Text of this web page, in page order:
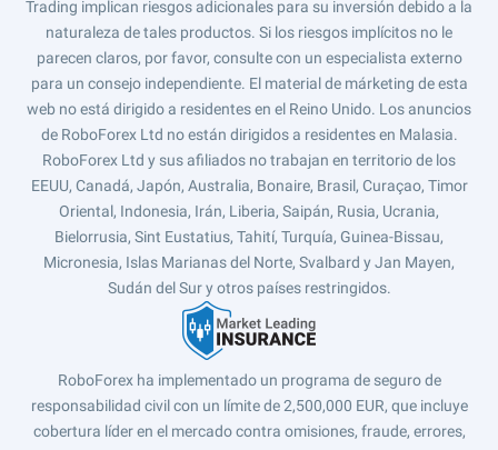
Trading implican riesgos adicionales para su inversión debido a la
naturaleza de tales productos. Si los riesgos implícitos no le
parecen claros, por favor, consulte con un especialista externo
para un consejo independiente. El material de márketing de esta
web no está dirigido a residentes en el Reino Unido. Los anuncios
de RoboForex Ltd no están dirigidos a residentes en Malasia.
RoboForex Ltd y sus afiliados no trabajan en territorio de los
EEUU, Canadá, Japón, Australia, Bonaire, Brasil, Curaçao, Timor
Oriental, Indonesia, Irán, Liberia, Saipán, Rusia, Ucrania,
Bielorrusia, Sint Eustatius, Tahití, Turquía, Guinea-Bissau,
Micronesia, Islas Marianas del Norte, Svalbard y Jan Mayen,
Sudán del Sur y otros países restringidos.
RoboForex ha implementado un programa de seguro de
responsabilidad civil con un límite de 2,500,000 EUR, que incluye
cobertura líder en el mercado contra omisiones, fraude, errores,